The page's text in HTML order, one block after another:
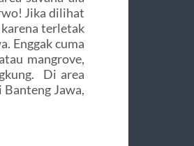
Jika dilihat
terletak
Enggak cuma
mangrove,
Di area
Jawa,